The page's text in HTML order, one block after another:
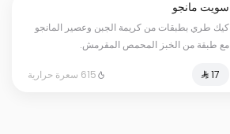
سويت مانجو
كيك طري بطبقات من كريمة الجبن وعصير المانجو
مع طبقة من الخبز المحمص المقرمش.
615 سعرة حرارية